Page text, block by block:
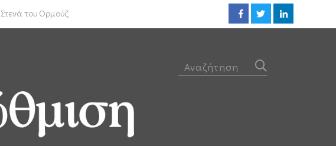
του Ορμούζ
Meridiam ΕΕ: Αλληλεγγύη στην